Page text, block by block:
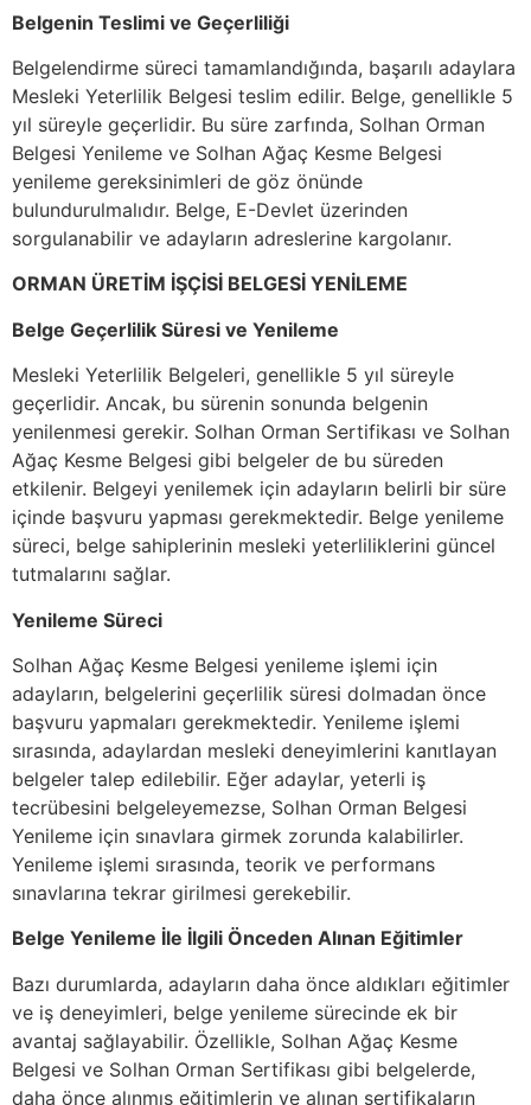
Belgenin Teslimi ve Geçerliliği
Belgelendirme süreci tamamlandığında, başarılı adaylara
Mesleki Yeterlilik Belgesi teslim edilir. Belge, genellikle 5
yıl süreyle geçerlidir. Bu süre zarfında, Solhan Orman
Belgesi Yenileme ve Solhan Ağaç Kesme Belgesi
yenileme gereksinimleri de göz önünde
bulundurulmalıdır. Belge, E-Devlet üzerinden
sorgulanabilir ve adayların adreslerine kargolanır.
ORMAN ÜRETİM İŞÇİSİ BELGESİ YENİLEME
Belge Geçerlilik Süresi ve Yenileme
Mesleki Yeterlilik Belgeleri, genellikle 5 yıl süreyle
geçerlidir. Ancak, bu sürenin sonunda belgenin
yenilenmesi gerekir. Solhan Orman Sertifikası ve Solhan
Ağaç Kesme Belgesi gibi belgeler de bu süreden
etkilenir. Belgeyi yenilemek için adayların belirli bir süre
içinde başvuru yapması gerekmektedir. Belge yenileme
süreci, belge sahiplerinin mesleki yeterliliklerini güncel
tutmalarını sağlar.
Yenileme Süreci
Solhan Ağaç Kesme Belgesi yenileme işlemi için
adayların, belgelerini geçerlilik süresi dolmadan önce
başvuru yapmaları gerekmektedir. Yenileme işlemi
sırasında, adaylardan mesleki deneyimlerini kanıtlayan
belgeler talep edilebilir. Eğer adaylar, yeterli iş
tecrübesini belgeleyemezse, Solhan Orman Belgesi
Yenileme için sınavlara girmek zorunda kalabilirler.
Yenileme işlemi sırasında, teorik ve performans
sınavlarına tekrar girilmesi gerekebilir.
Belge Yenileme İle İlgili Önceden Alınan Eğitimler
Bazı durumlarda, adayların daha önce aldıkları eğitimler
ve iş deneyimleri, belge yenileme sürecinde ek bir
avantaj sağlayabilir. Özellikle, Solhan Ağaç Kesme
Belgesi ve Solhan Orman Sertifikası gibi belgelerde,
daha önce alınmış eğitimlerin ve alınan sertifikaların